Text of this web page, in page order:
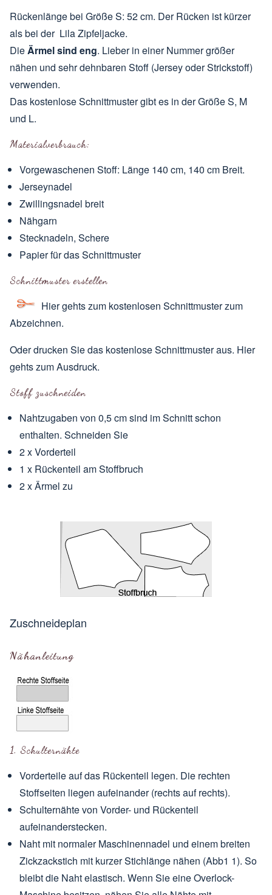
Rückenlänge bei Größe S: 52 cm. Der Rücken ist kürzer
als bei der Lila Zipfeljacke.
DieÄrmel sind eng. Lieber in einer Nummer größer
nähen und sehr dehnbaren Stoff (Jersey oder Strickstoff)
verwenden.
Das kostenlose Schnittmuster gibt es in der Größe S, M
und L.
Materialverbrauch:
Vorgewaschenen Stoff: Länge 140 cm, 140 cm Breit.
Jerseynadel
Zwillingsnadel breit
Nähgarn
Stecknadeln, Schere
Papier für das Schnittmuster
Schnittmuster erstellen
Hier gehts zum kostenlosen Schnittmusterzum
Abzeichnen.
Oder drucken Sie das kostenlose Schnittmuster aus. Hier
gehts zum Ausdruck.
Stoff zuschneiden
Nahtzugaben von 0,5 cm sind im Schnitt schon
enthalten. Schneiden Sie
2 x Vorderteil
1 x Rückenteil amStoffbruch
2 x Ärmel zu
Zuschneideplan
Nähanleitung
1. Schulternähte
Vorderteile auf das Rückenteil legen. Die rechten
Stoffseiten liegen aufeinander (rechts auf rechts).
Schulternähte von Vorder- und Rückenteil
aufeinanderstecken.
Naht mit normaler Maschinennadel und einem breiten
Zickzackstich mit kurzer Stichlänge nähen (Abb1 1). So
bleibt die Naht elastisch. Wenn Sie eine Overlock-